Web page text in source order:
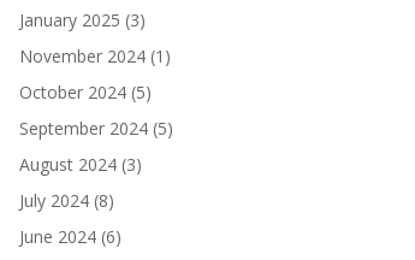
January 2025 (3)
November 2024 (1)
October 2024 (5)
September 2024 (5)
August 2024 (3)
July 2024 (8)
June 2024 (6)